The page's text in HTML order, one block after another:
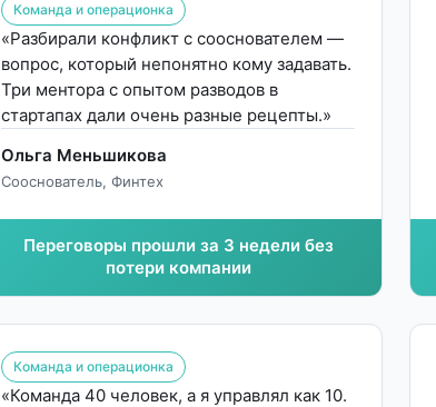
Команда и операционка
«Разбирали конфликт с сооснователем —
вопрос, который непонятно кому задавать.
Три ментора с опытом разводов в
стартапах дали очень разные рецепты.»
Ольга Меньшикова
Сооснователь, Финтех
Переговоры прошли за 3 недели без
потери компании
Команда и операционка
«Команда 40 человек, а я управлял как 10.